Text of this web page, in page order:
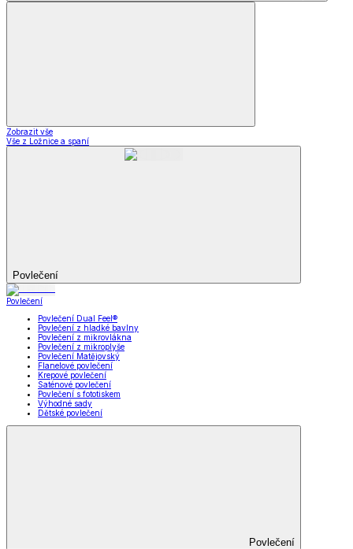
Zobrazit vše
Vše z Ložnice a spaní
Povlečení
Povlečení
Povlečení Dual Feel®
Povlečení z hladké bavlny
Povlečení z mikrovlákna
Povlečení z mikroplyše
Povlečení Matějovský
Flanelové povlečení
Krepové povlečení
Saténové povlečení
Povlečení s fototiskem
Výhodné sady
Dětské povlečení
Povlečení